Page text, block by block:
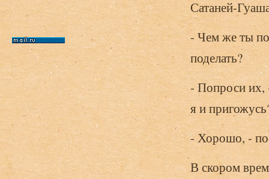
Сатаней-
- Чем же ты
поделать?
- Попроси их,
я и
- Хорошо, -
В скором